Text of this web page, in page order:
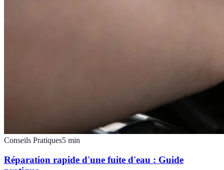
Conseils Pratiques5 min
Réparation rapide d'une fuite d'eau : Guide